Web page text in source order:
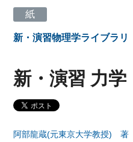
紙
新・演習物理学ライブラリ
新・演習 力学
阿部龍蔵(元東京大学教授) 著